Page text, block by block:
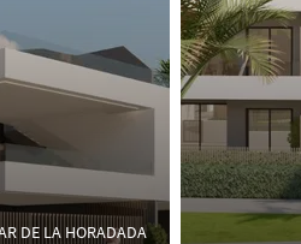
DE LA HORADADA